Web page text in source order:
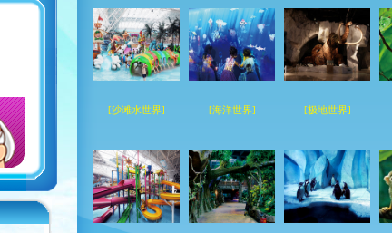
[沙滩水世界] [海洋世界] [极地世界]